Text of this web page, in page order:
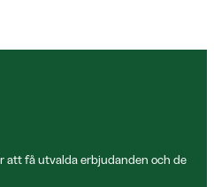
att få utvalda erbjudanden och de